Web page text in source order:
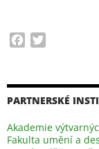
e
b
o
t
t
r
PARTNERSKÉ
Akademie
Fakulta umění a